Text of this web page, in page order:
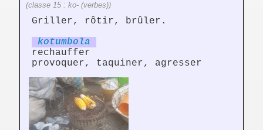
(classe 15 : ko- (verbes))
Griller, rôtir, brûler.
kotumbola
rechauffer
provoquer, taquiner, agresser